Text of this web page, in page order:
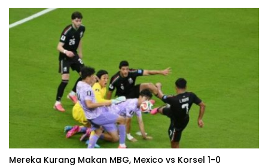
Mereka Kurang Makan MBG, Mexico vs Korsel 1-0